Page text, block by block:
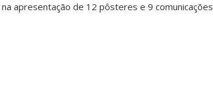
apresentação de 12 pôsteres e 9 comunicações